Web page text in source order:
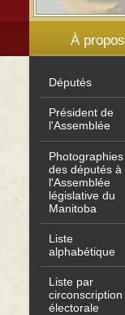
À propos
Députés
Président de
l'Assemblée
Photographies
des députés à
l'Assemblée
législative du
Manitoba
Liste
alphabétique
Liste par
circonscription
électorale